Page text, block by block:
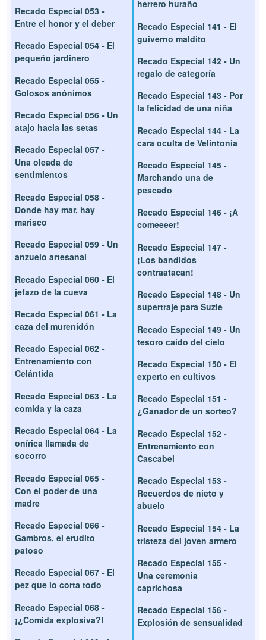
Recado Especial 053 -
Entre el honor y el deber
Recado Especial 054 - El
pequeño jardinero
Recado Especial 055 -
Golosos anónimos
Recado Especial 056 - Un
atajo hacia las setas
Recado Especial 057 -
Una oleada de
sentimientos
Recado Especial 058 -
Donde hay mar, hay
marisco
Recado Especial 059 - Un
anzuelo artesanal
Recado Especial 060 - El
jefazo de la cueva
Recado Especial 061 - La
caza del murenidón
Recado Especial 062 -
Entrenamiento con
Celántida
Recado Especial 063 - La
comida y la caza
Recado Especial 064 - La
onírica llamada de
socorro
Recado Especial 065 -
Con el poder de una
madre
Recado Especial 066 -
Gambros, el erudito
patoso
Recado Especial 067 - El
pez que lo corta todo
Recado Especial 068 -
¡¿Comida explosiva?!
herrero huraño
Recado Especial 141 - El
guiverno maldito
Recado Especial 142 - Un
regalo de categoría
Recado Especial 143 - Por
la felicidad de una niña
Recado Especial 144 - La
cara oculta de Velintonia
Recado Especial 145 -
Marchando una de
pescado
Recado Especial 146 - ¡A
comeeeer!
Recado Especial 147 -
¡Los bandidos
contraatacan!
Recado Especial 148 - Un
supertraje para Suzie
Recado Especial 149 - Un
tesoro caído del cielo
Recado Especial 150 - El
experto en cultivos
Recado Especial 151 -
¿Ganador de un sorteo?
Recado Especial 152 -
Entrenamiento con
Cascabel
Recado Especial 153 -
Recuerdos de nieto y
abuelo
Recado Especial 154 - La
tristeza del joven armero
Recado Especial 155 -
Una ceremonia
caprichosa
Recado Especial 156 -
Explosión de sensualidad